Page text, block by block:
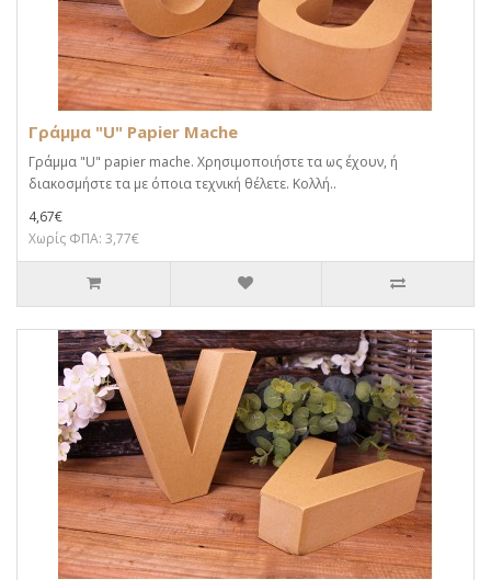
Γράμμα "U" Papier Mache
Γράμμα "U" papier mache. Xρησιμοποιήστε τα ως έχουν, ή
διακοσμήστε τα με όποια τεχνική θέλετε. Κολλή..
4,67€
Χωρίς ΦΠΑ: 3,77€